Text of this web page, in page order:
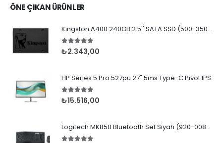
ÖNE ÇIKAN ÜRÜNLER
Kingston A400 240GB 2.5'' SATA SSD (500-350MB/s)
5.005 üzerinden
₺2.343,00
HP Series 5 Pro 527pu 27" 5ms Type-C Pivot IPS
5.005 üzerinden
₺15.516,00
Logitech MK850 Bluetooth Set Siyah (920-008230)